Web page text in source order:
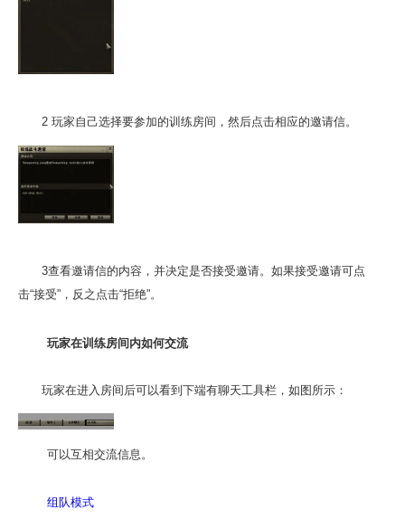
2 玩家自己选择要参加的训练房间，然后点击相应的邀请信。
3查看邀请信的内容，并决定是否接受邀请。如果接受邀请可点
击“接受”，反之点击“拒绝”。
玩家在训练房间内如何交流
玩家在进入房间后可以看到下端有聊天工具栏，如图所示：
可以互相交流信息。
组队模式